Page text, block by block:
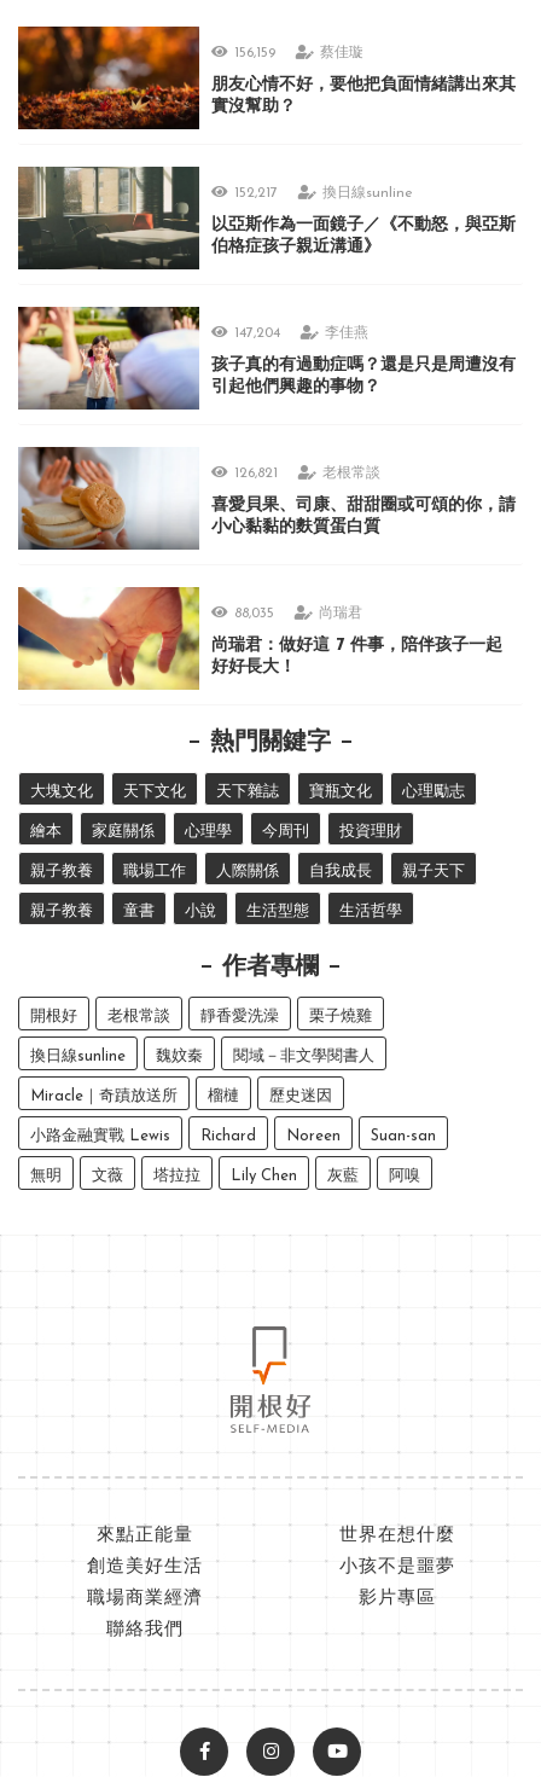
156,159 蔡佳璇
朋友心情不好，要他把負面情緒講出來其
實沒幫助？
152,217 換日線sunline
以亞斯作為一面鏡子／《不動怒，與亞斯
伯格症孩子親近溝通》
147,204 李佳燕
孩子真的有過動症嗎？還是只是周遭沒有
引起他們興趣的事物？
126,821 老根常談
喜愛貝果、司康、甜甜圈或可頌的你，請
小心黏黏的麩質蛋白質
88,035 尚瑞君
尚瑞君：做好這 7 件事，陪伴孩子一起
好好長大！
熱門關鍵字
大塊文化 天下文化 天下雜誌 寶瓶文化 心理勵志
繪本 家庭關係 心理學 今周刊 投資理財
親子教養 職場工作 人際關係 自我成長 親子天下
親子教養 童書 小說 生活型態 生活哲學
作者專欄
開根好 老根常談 靜香愛洗澡 栗子燒雞
換日線sunline 魏妏秦 閱域－非文學閱書人
Miracle｜奇蹟放送所 榴槤 歷史迷因
小路金融實戰 Lewis Richard Noreen Suan-san
無明 文薇 塔拉拉 Lily Chen 灰藍 阿嗅
來點正能量
世界在想什麼
創造美好生活
小孩不是噩夢
職場商業經濟
影片專區
聯絡我們